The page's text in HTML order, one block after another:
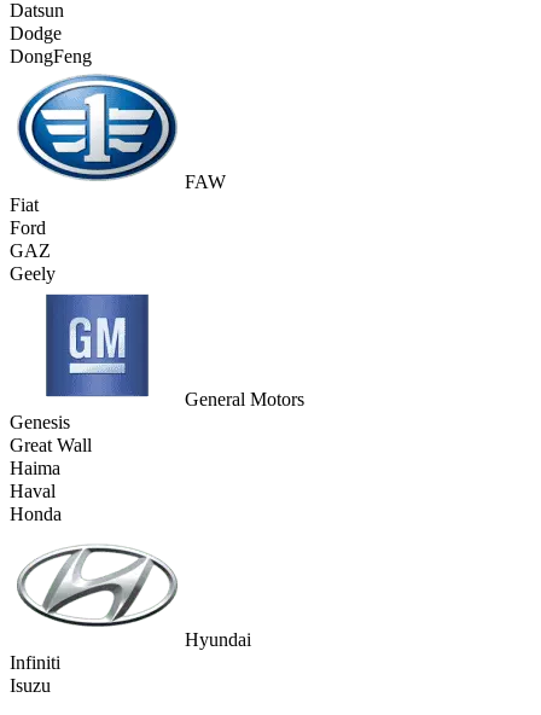
Datsun
Dodge
DongFeng
FAW
Fiat
Ford
GAZ
Geely
General Motors
Genesis
Great Wall
Haima
Haval
Honda
Hyundai
Infiniti
Isuzu